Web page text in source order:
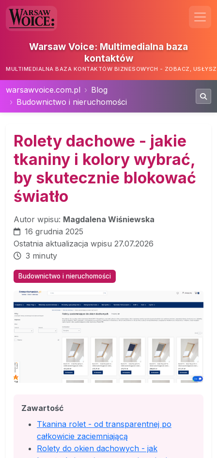
Warsaw Voice: Multimedialna baza
kontaktów
MULTIMEDIALNA BAZA KONTAKTÓW BIZNESOWYCH - ZOBACZ,
warsawvoice.com.pl
Blog
Budownictwo i nieruchomości
Rolety dachowe - jakie
tkaniny i kolory wybrać,
by skutecznie blokować
światło
Autor wpisu: Magdalena Wiśniewska
16 grudnia 2025
Ostatnia aktualizacja wpisu 27.07.2026
3 minuty
Budownictwo i nieruchomości
Zawartość
Tkanina rolet - od transparentnej po
całkowicie zaciemniającą
Rolety do okien dachowych - jak